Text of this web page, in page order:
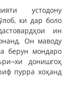
устодону
ки дар боло
ин
Он маводу
берун мондаро
донишгоҳ
пурра хоҳанд